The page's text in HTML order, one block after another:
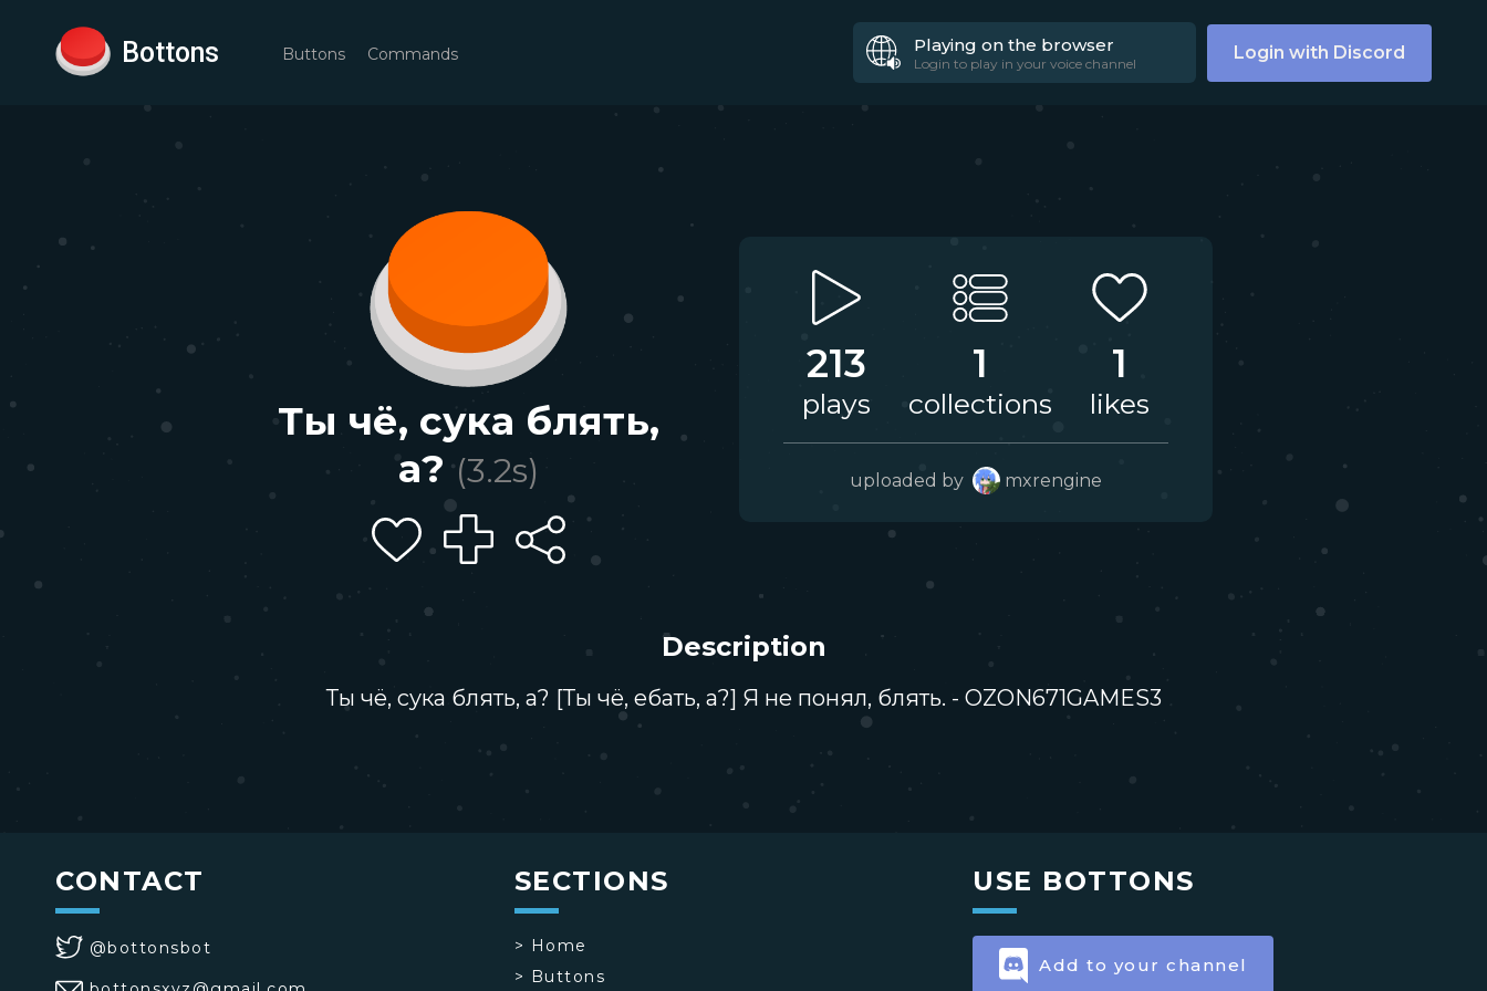
Bottons Buttons Commands Playing on the browser
Login to play in your voice channel Login with Discord
Ты чё, сука блять,
а? (3.2s)
213
plays
1
collections
1
likes
uploaded by mxrengine
Description
Ты чё, сука блять, а? [Ты чё, ебать, а?] Я не понял, блять. - OZON671GAMES3
CONTACT
@bottonsbot
SECTIONS
> Home
> Buttons
USE BOTTONS
Add to your channel